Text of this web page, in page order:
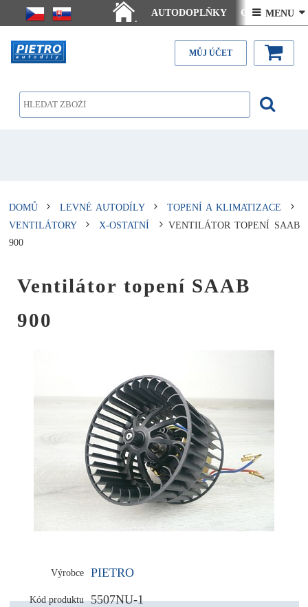
.
AUTODOPLŇKY Ceny doručení
Články - návody Kontakt
 MENU 
MŮJ ÚČET
DOMŮ LEVNÉ AUTODÍLY
TOPENÍ A KLIMATIZACE
VENTILÁTORY
X-OSTATNÍ
VENTILÁTOR TOPENÍ SAAB
900
Ventilátor topení SAAB
900
Výrobce PIETRO
Kód produktu 5507NU-1